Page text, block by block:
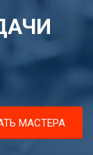
МАСТЕРА